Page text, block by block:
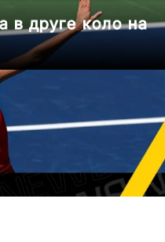
в друге коло на